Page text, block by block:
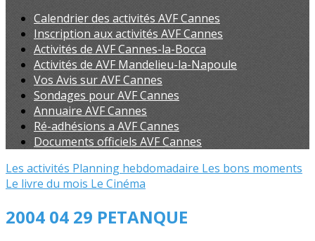
Calendrier des activités AVF Cannes
Inscription aux activités AVF Cannes
Activités de AVF Cannes-la-Bocca
Activités de AVF Mandelieu-la-Napoule
Vos Avis sur AVF Cannes
Sondages pour AVF Cannes
Annuaire AVF Cannes
Ré-adhésions a AVF Cannes
Documents officiels AVF Cannes
Les activités Planning hebdomadaire Les bons moments
Le livre du mois Le Cinéma
2004 04 29 PETANQUE